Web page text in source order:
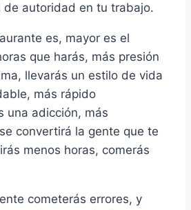
de autoridad en tu trabajo.
es, mayor es el
que harás, más presión
llevarás un estilo de vida
más rápido
una adicción, más
convertirá la gente que te
menos horas, comerás
cometerás errores, y